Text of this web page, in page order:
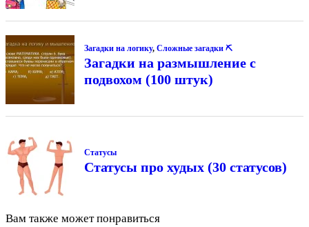
Загадки на логику, Сложные загадки ⛏
Загадки на размышление с
подвохом (100 штук)
Статусы
Статусы про худых (30 статусов)
Вам также может понравиться